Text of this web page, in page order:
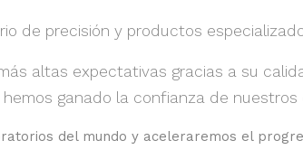
de precisión y productos
altas expectativas gracias a su
ganado la confianza de
del mundo y aceleraremos el